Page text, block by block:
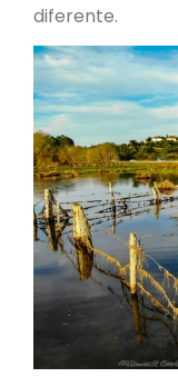
diferente.